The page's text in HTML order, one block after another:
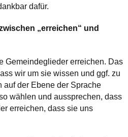
dafür.
„erreichen“ und
Gemeindeglieder erreichen. Das
wir um sie wissen und ggf. zu
auf der Ebene der Sprache
wählen und aussprechen, dass
erreichen, dass sie uns